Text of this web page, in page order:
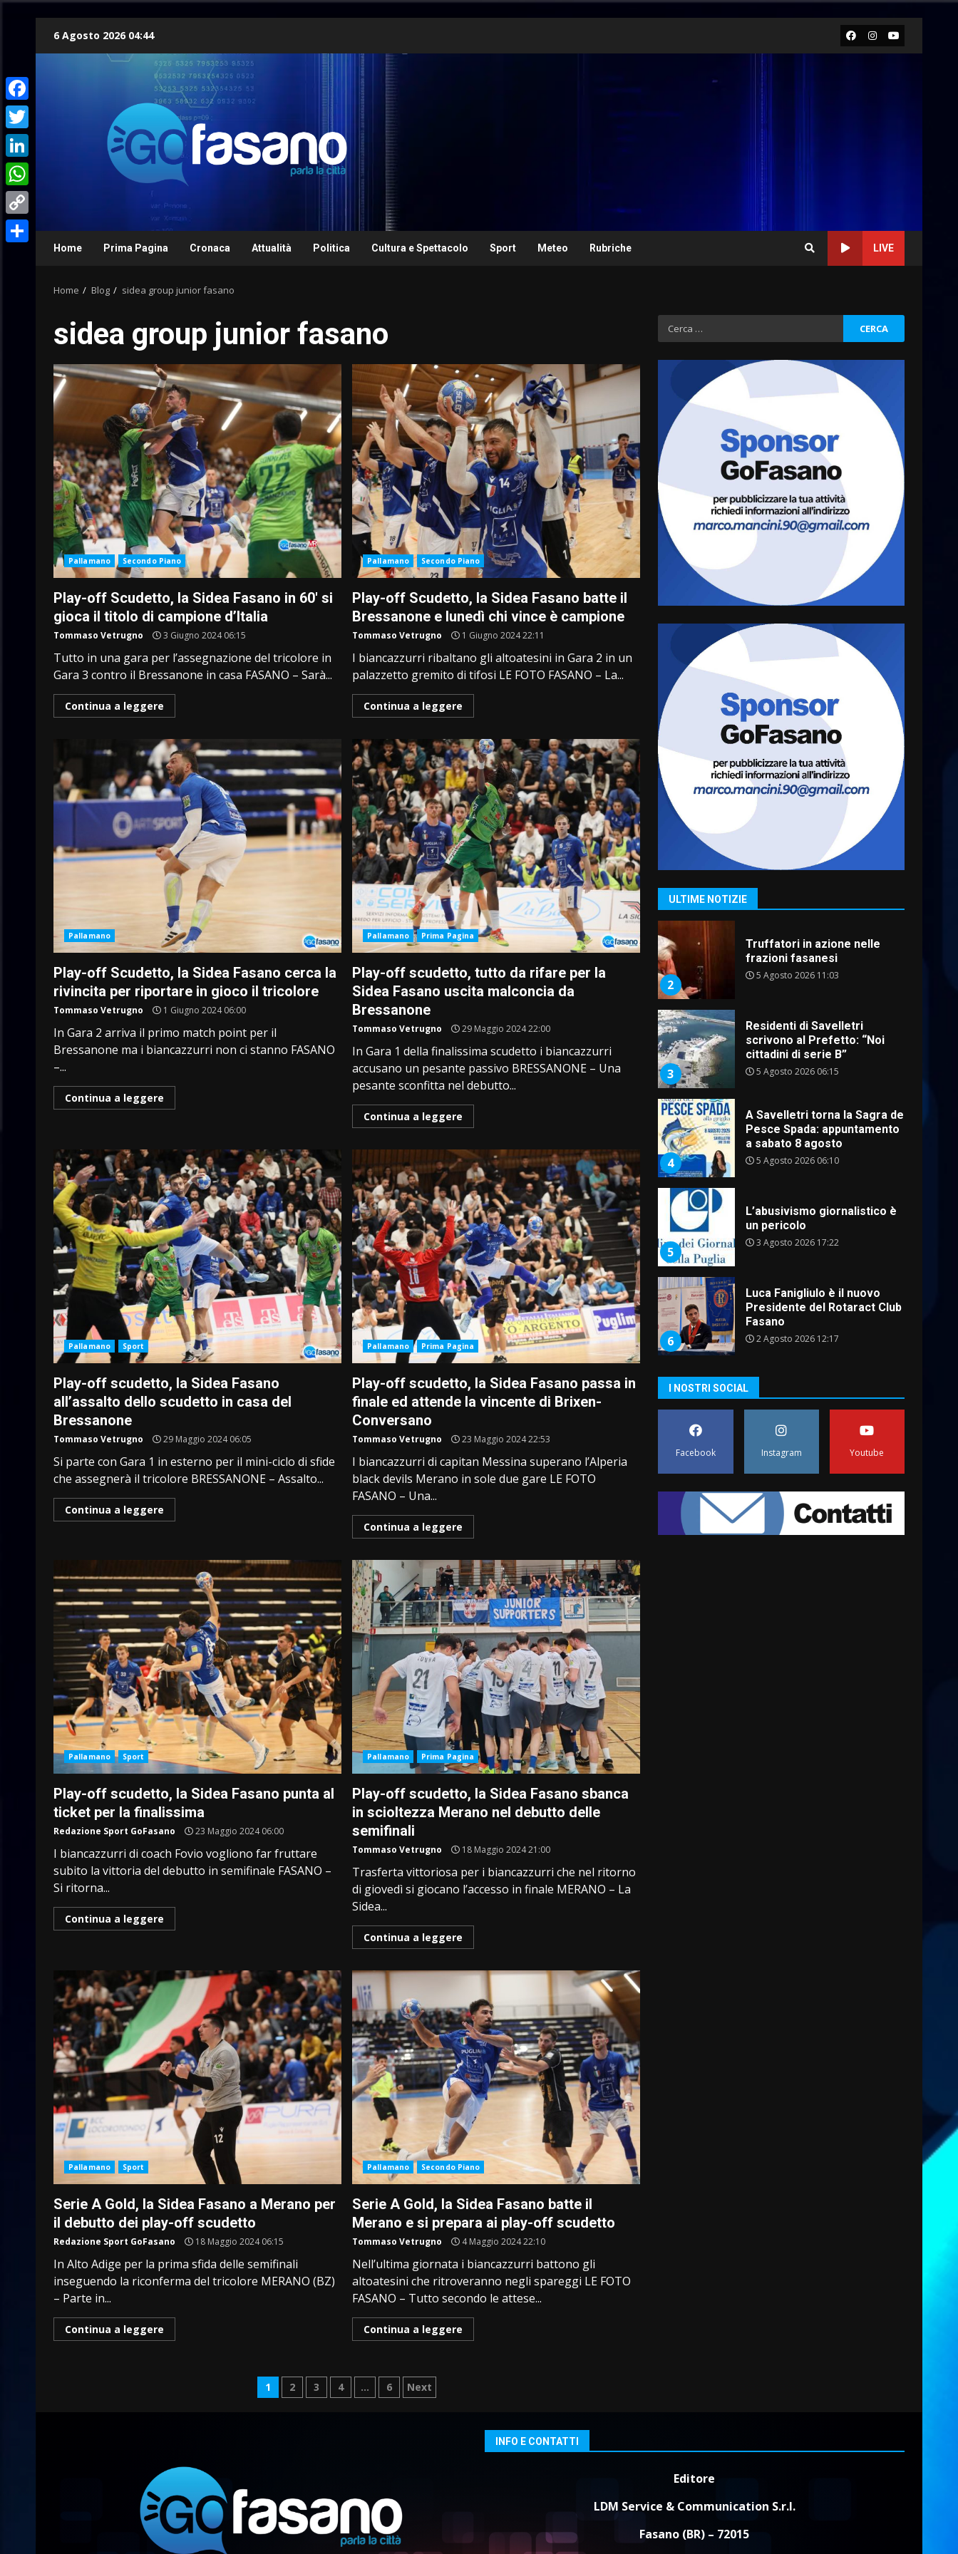
6 Agosto 2026 04:44 Facebook
Instagram
Youtube
Home Prima Pagina Cronaca Attualità Politica Cultura e Spettacolo Sport Meteo Rubriche LIVE
Home Blog sidea group junior fasano
sidea group junior fasano
Pallamano Secondo Piano
Play-off Scudetto, la Sidea Fasano in 60′ si
gioca il titolo di campione d’Italia
Tommaso Vetrugno 3 Giugno 2024 06:15
Tutto in una gara per l’assegnazione del tricolore in
Gara 3 contro il Bressanone in casa FASANO – Sarà...
Continua a leggere
Pallamano Secondo Piano
Play-off Scudetto, la Sidea Fasano batte il
Bressanone e lunedì chi vince è campione
Tommaso Vetrugno 1 Giugno 2024 22:11
I biancazzurri ribaltano gli altoatesini in Gara 2 in un
palazzetto gremito di tifosi LE FOTO FASANO – La...
Continua a leggere
Pallamano
Play-off Scudetto, la Sidea Fasano cerca la
rivincita per riportare in gioco il tricolore
Tommaso Vetrugno 1 Giugno 2024 06:00
In Gara 2 arriva il primo match point per il
Bressanone ma i biancazzurri non ci stanno FASANO
–...
Continua a leggere
Pallamano Prima Pagina
Play-off scudetto, tutto da rifare per la
Sidea Fasano uscita malconcia da
Bressanone
Tommaso Vetrugno 29 Maggio 2024 22:00
In Gara 1 della finalissima scudetto i biancazzurri
accusano un pesante passivo BRESSANONE – Una
pesante sconfitta nel debutto...
Continua a leggere
Pallamano Sport
Play-off scudetto, la Sidea Fasano
all’assalto dello scudetto in casa del
Bressanone
Tommaso Vetrugno 29 Maggio 2024 06:05
Si parte con Gara 1 in esterno per il mini-ciclo di sfide
che assegnerà il tricolore BRESSANONE – Assalto...
Continua a leggere
Pallamano Prima Pagina
Play-off scudetto, la Sidea Fasano passa in
finale ed attende la vincente di Brixen-
Conversano
Tommaso Vetrugno 23 Maggio 2024 22:53
I biancazzurri di capitan Messina superano l’Alperia
black devils Merano in sole due gare LE FOTO
FASANO – Una...
Continua a leggere
Pallamano Sport
Play-off scudetto, la Sidea Fasano punta al
ticket per la finalissima
Redazione Sport GoFasano 23 Maggio 2024 06:00
I biancazzurri di coach Fovio vogliono far fruttare
subito la vittoria del debutto in semifinale FASANO –
Si ritorna...
Continua a leggere
Pallamano Prima Pagina
Play-off scudetto, la Sidea Fasano sbanca
in scioltezza Merano nel debutto delle
semifinali
Tommaso Vetrugno 18 Maggio 2024 21:00
Trasferta vittoriosa per i biancazzurri che nel ritorno
di giovedì si giocano l’accesso in finale MERANO – La
Sidea...
Continua a leggere
Pallamano Sport
Serie A Gold, la Sidea Fasano a Merano per
il debutto dei play-off scudetto
Redazione Sport GoFasano 18 Maggio 2024 06:15
In Alto Adige per la prima sfida delle semifinali
inseguendo la riconferma del tricolore MERANO (BZ)
– Parte in...
Continua a leggere
Pallamano Secondo Piano
Serie A Gold, la Sidea Fasano batte il
Merano e si prepara ai play-off scudetto
Tommaso Vetrugno 4 Maggio 2024 22:10
Nell’ultima giornata i biancazzurri battono gli
altoatesini che ritroveranno negli spareggi LE FOTO
FASANO – Tutto secondo le attese...
Continua a leggere
Paginazione
1 2 3 4 … 6 Next
Ricerca
per:
ULTIME NOTIZIE
Residenti di Savelletri
scrivono al Prefetto: “Noi
cittadini di serie B”
A Savelletri torna la Sagra del
Pesce Spada: appuntamento
a sabato 8 agosto
5 Agosto 2026 06:10
L’abusivismo giornalistico è
un pericolo
3 Agosto 2026 17:22
Luca Fanigliulo è il nuovo
Presidente del Rotaract Club
Fasano
Il Premio Internazionale
Fajano torna a Savelletri
2 Agosto 2026 06:05
Serie D, l’Us Fasano è
escluso dal campionato
5 Agosto 2026 17:30
2
Truffatori in azione nelle
3 5 Agosto 2026 06:15
4
A Savelletri torna la Sagra del
5 Agosto 2026 06:10
5
6 2 Agosto 2026 12:17
7
Serie D, l’Us Fasano è
escluso dal campionato
Truffatori in azione nelle
I NOSTRI SOCIAL
Facebook Instagram Youtube
INFO E CONTATTI
Editore
LDM Service & Communication S.r.l.
Fasano (BR) – 72015
Facebook
Twitter
LinkedIn
WhatsApp
Copy